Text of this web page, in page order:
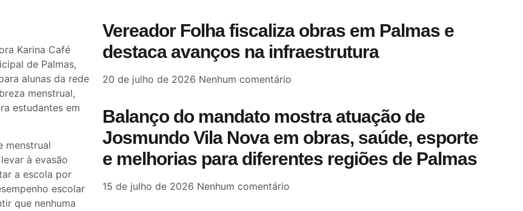
Karina Café
de Palmas,
alunas da rede
menstrual,
estudantes em
menstrual
à evasão
a escola por
escolar
que nenhuma
Vereador Folha fiscaliza obras em Palmas e
destaca avanços na infraestrutura
20 de julho de 2026 Nenhum comentário
Balanço do mandato mostra atuação de
Josmundo Vila Nova em obras, saúde, esporte
e melhorias para diferentes regiões de Palmas
15 de julho de 2026 Nenhum comentário